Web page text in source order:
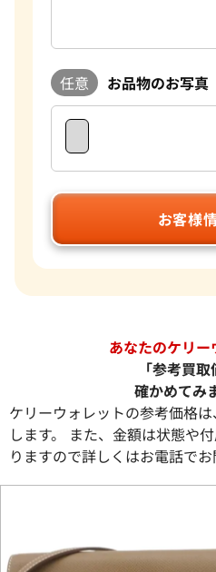
任意 お品物のお写真
お客様
あなたのケリ
「参考買
確かめてみ
ケリーウォレットの参考価格
します。 また、金額は状態や
りますので詳しくはお電話でお